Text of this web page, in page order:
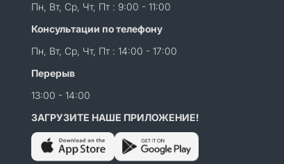
Пн, Вт, Ср, Чт, Пт : 9:00 - 11:00
Консультации по телефону
Пн, Вт, Ср, Чт, Пт : 14:00 - 17:00
Перерыв
13:00 - 14:00
ЗАГРУЗИТЕ НАШЕ ПРИЛОЖЕНИЕ!